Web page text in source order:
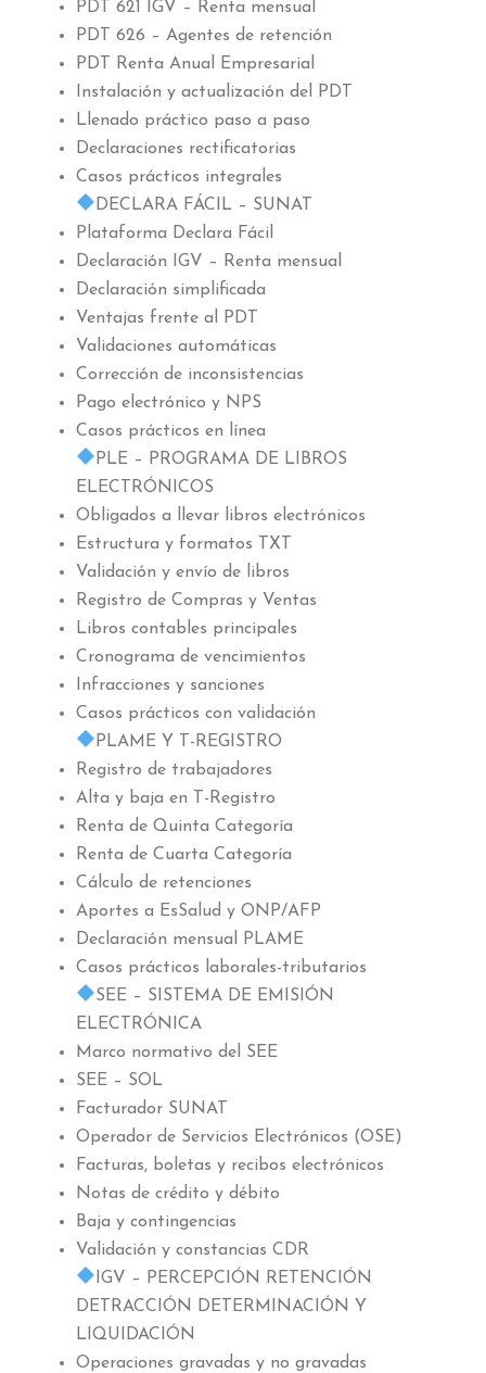
PDT 621 IGV – Renta mensual
PDT 626 – Agentes de retención
PDT Renta Anual Empresarial
Instalación y actualización del PDT
Llenado práctico paso a paso
Declaraciones rectificatorias
Casos prácticos integrales
DECLARA FÁCIL – SUNAT
Plataforma Declara Fácil
Declaración IGV – Renta mensual
Declaración simplificada
Ventajas frente al PDT
Validaciones automáticas
Corrección de inconsistencias
Pago electrónico y NPS
Casos prácticos en línea
PLE – PROGRAMA DE LIBROS
ELECTRÓNICOS
Obligados a llevar libros electrónicos
Estructura y formatos TXT
Validación y envío de libros
Registro de Compras y Ventas
Libros contables principales
Cronograma de vencimientos
Infracciones y sanciones
Casos prácticos con validación
PLAME Y T-REGISTRO
Registro de trabajadores
Alta y baja en T-Registro
Renta de Quinta Categoría
Renta de Cuarta Categoría
Cálculo de retenciones
Aportes a EsSalud y ONP/AFP
Declaración mensual PLAME
Casos prácticos laborales-tributarios
SEE – SISTEMA DE EMISIÓN
ELECTRÓNICA
Marco normativo del SEE
SEE – SOL
Facturador SUNAT
Operador de Servicios Electrónicos (OSE)
Facturas, boletas y recibos electrónicos
Notas de crédito y débito
Baja y contingencias
Validación y constancias CDR
IGV – PERCEPCIÓN RETENCIÓN
DETRACCIÓN DETERMINACIÓN Y
LIQUIDACIÓN
Operaciones gravadas y no gravadas